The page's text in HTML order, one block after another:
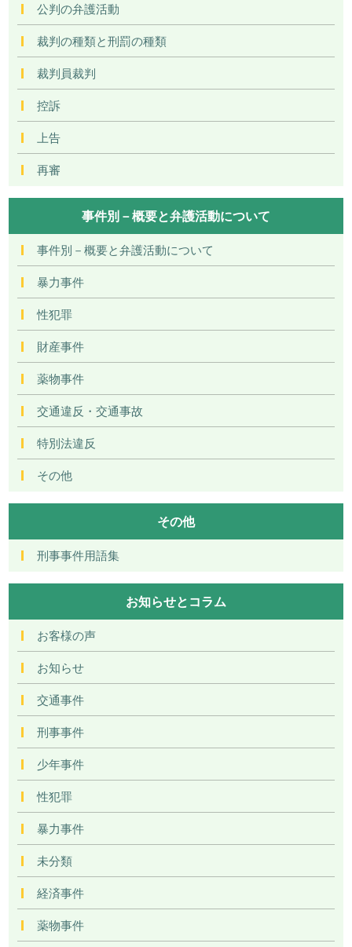
公判の弁護活動
裁判の種類と刑罰の種類
裁判員裁判
控訴
上告
再審
事件別－概要と弁護活動について
事件別－概要と弁護活動について
暴力事件
性犯罪
財産事件
薬物事件
交通違反・交通事故
特別法違反
その他
その他
刑事事件用語集
お知らせとコラム
お客様の声
お知らせ
交通事件
刑事事件
少年事件
性犯罪
暴力事件
未分類
経済事件
薬物事件